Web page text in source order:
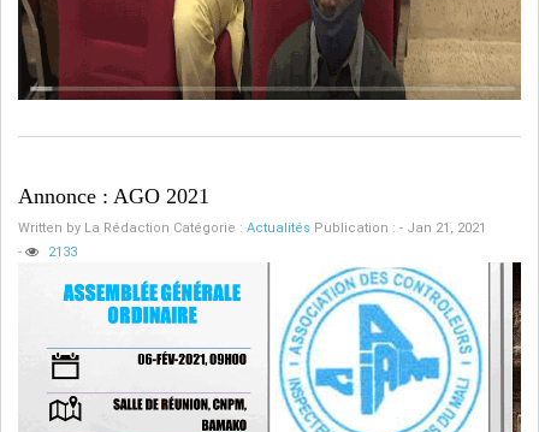
Annonce : AGO 2021
Written by La Rédaction Catégorie : Actualités Publication : - Jan 21, 2021
-
2133